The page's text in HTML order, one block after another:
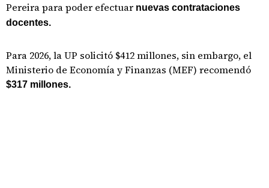
Pereira para poder efectuar nuevas contrataciones
docentes.
Para 2026, la UP solicitó $412 millones, sin embargo, el
Ministerio de Economía y Finanzas (MEF) recomendó
$317 millones.